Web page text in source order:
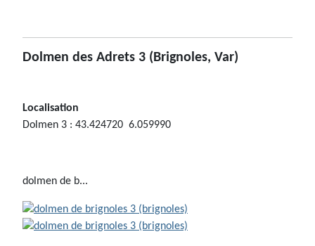
Dolmen des Adrets 3 (Brignoles, Var)
Localisation
Dolmen 3 : 43.424720 6.059990
dolmen de b...